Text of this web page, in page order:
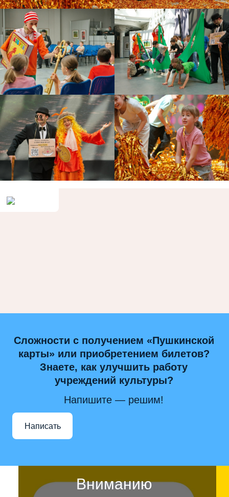
Сложности с получением «Пушкинской
карты» или приобретением билетов?
Знаете, как улучшить работу
учреждений культуры?
Напишите — решим!
Написать
Вниманию